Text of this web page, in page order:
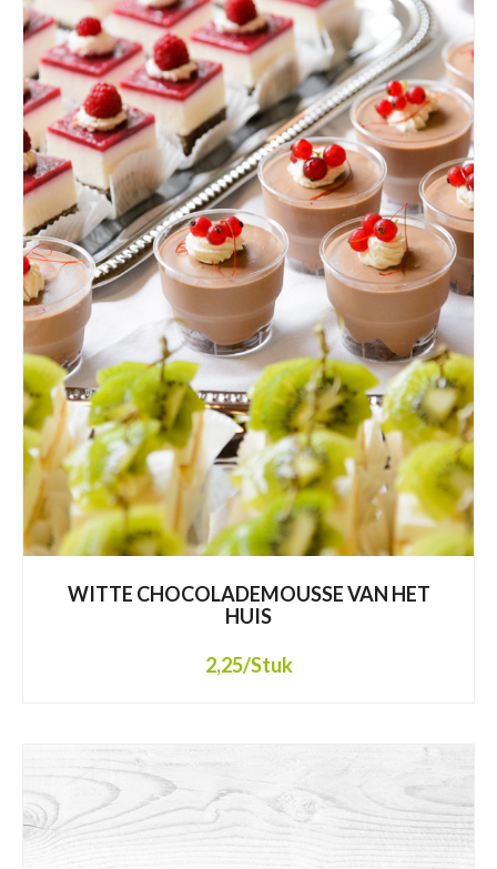
WITTE CHOCOLADEMOUSSE VAN HET
HUIS
2,25/Stuk